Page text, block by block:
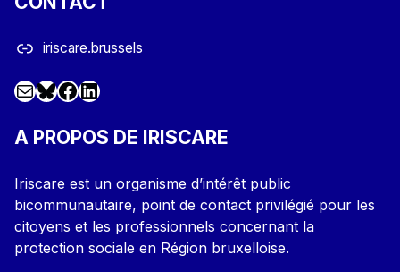
iriscare.brussels
Mail
@iriscare.bsky.social Facebook LinkedIn
A PROPOS DE IRISCARE
Iriscare est un organisme d’intérêt public
bicommunautaire, point de contact privilégié pour les
citoyens et les professionnels concernant la
protection sociale en Région bruxelloise.